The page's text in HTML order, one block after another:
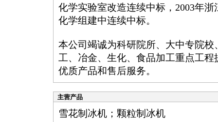
化学实验室改造连续中标，2003年
化学组建中连续中标。
本公司竭诚为科研院所、大中专院校
工、冶金、生化、食品加工重点工程
优质产品和售后服务。
主营产品
雪花制冰机；颗粒制冰机